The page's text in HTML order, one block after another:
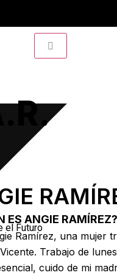
el Futuro
ES ANGIE RAMÍREZ?
Ramírez, una mujer
Trabajo de
cuido de mi